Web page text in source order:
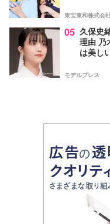
東宝東和株式会
05 久保史
理由 乃
は美し
モデルプレス